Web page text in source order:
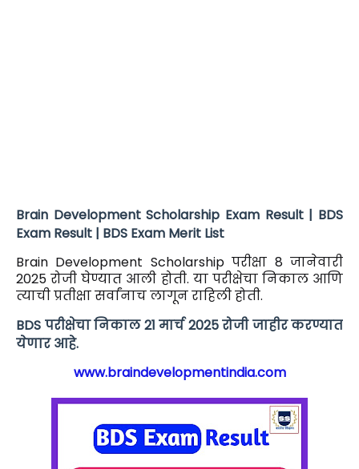
Brain Development Scholarship Exam Result | BDS
Exam Result | BDS Exam Merit List
Brain Development Scholarship परीक्षा 8 जानेवारी
2025 रोजी घेण्यात आली होती. या परीक्षेचा निकाल आणि
त्याची प्रतीक्षा सर्वांनाच लागून राहिली होती.
BDS परीक्षेचा निकाल 21 मार्च 2025 रोजी जाहीर करण्यात
येणार आहे.
www.braindevelopmentindia.com